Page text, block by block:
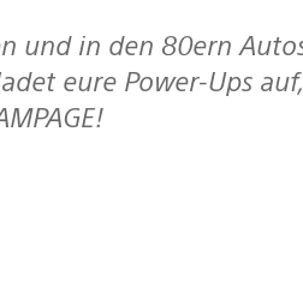
eure Power-Ups auf,